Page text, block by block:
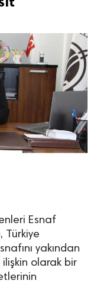
Esnaf
Türkiye
yakından
ilişkin olarak bir